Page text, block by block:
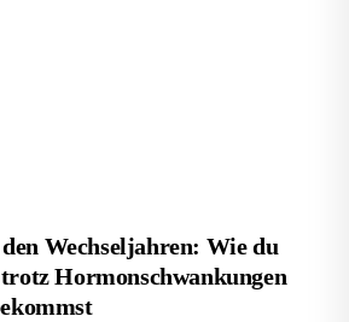
Wechseljahren: Wie du
Hormonschwankungen